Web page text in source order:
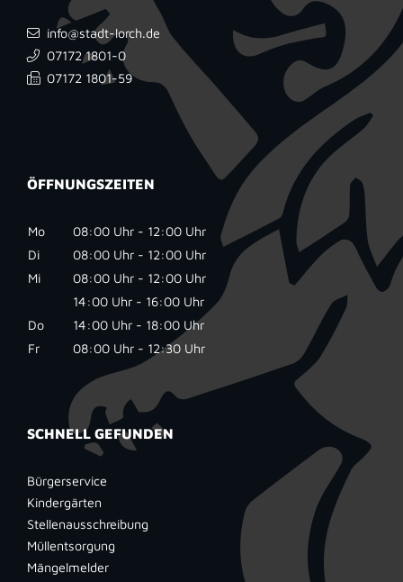
info@stadt-lorch.de
07172 1801-0
07172 1801-59
ÖFFNUNGSZEITEN
Mo
08:00 Uhr - 12:00 Uhr
Di
08:00 Uhr - 12:00 Uhr
Mi
08:00 Uhr - 12:00 Uhr
14:00 Uhr - 16:00 Uhr
Do
14:00 Uhr - 18:00 Uhr
Fr
08:00 Uhr - 12:30 Uhr
SCHNELL GEFUNDEN
Bürgerservice
Kindergärten
Stellenausschreibung
Müllentsorgung
Mängelmelder